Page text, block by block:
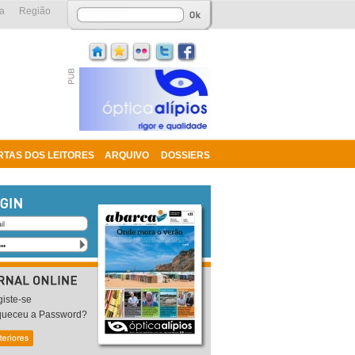
DOS LEITORES ARQUIVO DOSSIERS
Região
se
a Password?